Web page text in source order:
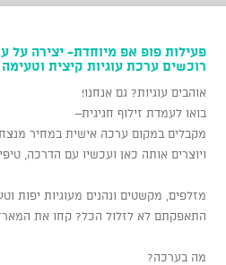
פעילות פופ אפ מיוחדת- יצירה על
רוכשים ערכת עוגיות קיצית
אוהבים עוגיות? גם אנחנו!
בואו לעמדת זילוף חגיגית–
מקבלים במקום ערכה אישית במחיר
ויוצרים אותה כאן ועכשיו עם הדרכה,
מזלפים, מקשטים ונהנים מעוגיות יפות
התאפקתם לא לזלול הכל? קחו את
מה בערכה?